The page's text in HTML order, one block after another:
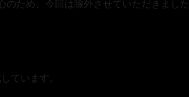
ため、今回は除外させていただきました
ています。